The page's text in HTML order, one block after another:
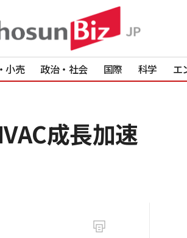
小売 政治・社会 国際 科学 エ
成長加速